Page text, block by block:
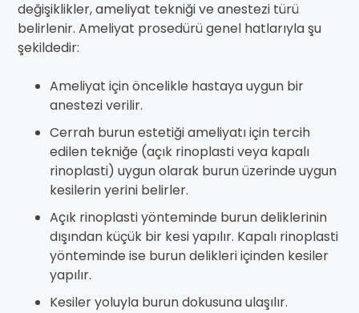
değişiklikler, ameliyat tekniği ve anestezi türü
belirlenir. Ameliyat prosedürü genel hatlarıyla şu
şekildedir:
Ameliyat için öncelikle hastaya uygun bir
anestezi verilir.
Cerrah burun estetiği ameliyatı için tercih
edilen tekniğe (açık rinoplasti veya kapalı
rinoplasti) uygun olarak burun üzerinde uygun
kesilerin yerini belirler.
Açık rinoplasti yönteminde burun deliklerinin
dışından küçük bir kesi yapılır. Kapalı rinoplasti
yönteminde ise burun delikleri içinden kesiler
yapılır.
Kesiler yoluyla burun dokusuna ulaşılır.